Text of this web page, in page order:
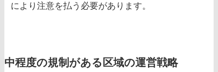
により注意を払う必要があります。
中程度の規制がある区域の運営戦略